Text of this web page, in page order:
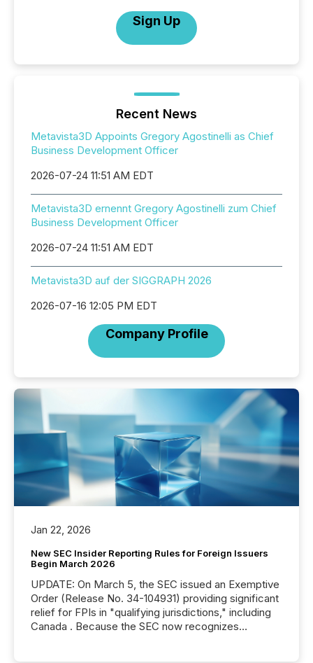
Sign Up
Recent News
Metavista3D Appoints Gregory Agostinelli as Chief
Business Development Officer
2026-07-24 11:51 AM EDT
Metavista3D ernennt Gregory Agostinelli zum Chief
Business Development Officer
2026-07-24 11:51 AM EDT
Metavista3D auf der SIGGRAPH 2026
2026-07-16 12:05 PM EDT
Company Profile
Jan 22, 2026
New SEC Insider Reporting Rules for Foreign Issuers
Begin March 2026
UPDATE: On March 5, the SEC issued an Exemptive
Order (Release No. 34-104931) providing significant
relief for FPIs in "qualifying jurisdictions," including
Canada . Because the SEC now recognizes